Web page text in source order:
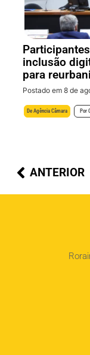
inclusão
para
Postado em 8 de
De Agência Câmara Por
ANTERIOR